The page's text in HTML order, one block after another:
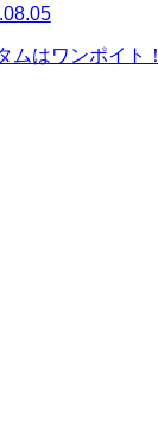
ムはワンポイト！